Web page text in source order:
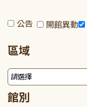
公告 開館異動
區域
館別